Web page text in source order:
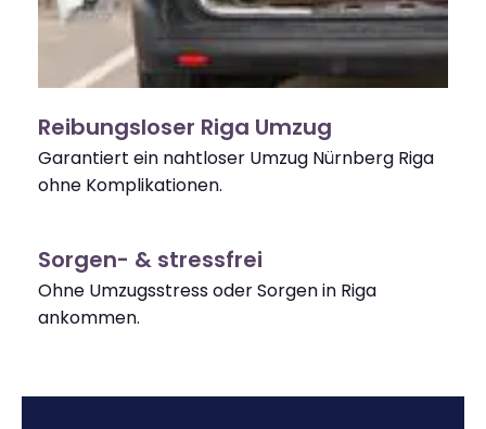
Reibungsloser Riga Umzug
Garantiert ein nahtloser Umzug Nürnberg Riga
ohne Komplikationen.
Sorgen- & stressfrei
Ohne Umzugsstress oder Sorgen in Riga
ankommen.